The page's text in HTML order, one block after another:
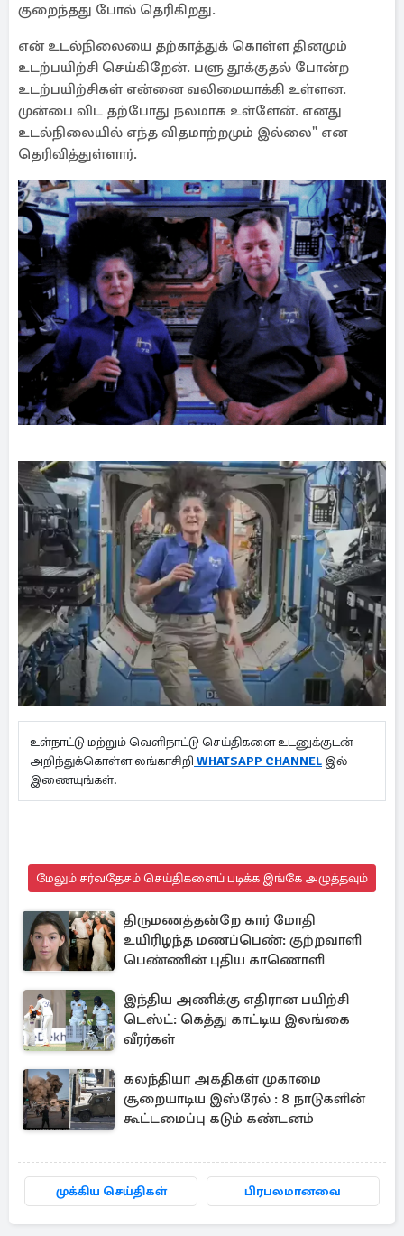
குறைந்தது போல் தெரிகிறது.
என் உடல்நிலையை தற்காத்துக் கொள்ள தினமும்
உடற்பயிற்சி செய்கிறேன். பளு தூக்குதல் போன்ற
உடற்பயிற்சிகள் என்னை வலிமையாக்கி உள்ளன.
முன்பை விட தற்போது நலமாக உள்ளேன். எனது
உடல்நிலையில் எந்த விதமாற்றமும் இல்லை" என
தெரிவித்துள்ளார்.
உள்நாட்டு மற்றும் வெளிநாட்டு செய்திகளை உடனுக்குடன்
அறிந்துக்கொள்ள லங்காசிறி WHATSAPP CHANNEL இல்
இணையுங்கள்.
மேலும் சர்வதேசம் செய்திகளைப் படிக்க இங்கே அழுத்தவும்
திருமணத்தன்றே கார் மோதி
உயிரிழந்த மணப்பெண்: குற்றவாளி
பெண்ணின் புதிய காணொளி
இந்திய அணிக்கு எதிரான பயிற்சி
டெஸ்ட்: கெத்து காட்டிய இலங்கை
வீரர்கள்
கலந்தியா அகதிகள் முகாமை
சூறையாடிய இஸ்ரேல் : 8 நாடுகளின்
கூட்டமைப்பு கடும் கண்டனம்
முக்கிய செய்திகள் பிரபலமானவை